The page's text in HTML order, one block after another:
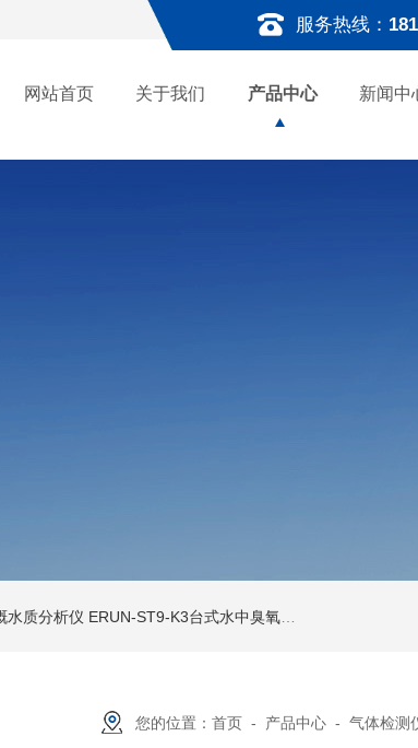
服务热线：
网站首页 关于我们 产品中心 新闻中
水质分析仪 ERUN-ST9-K3台式水中臭氧检测仪 ERUN-
您的位置：首页 - 产品中心 -气体检测